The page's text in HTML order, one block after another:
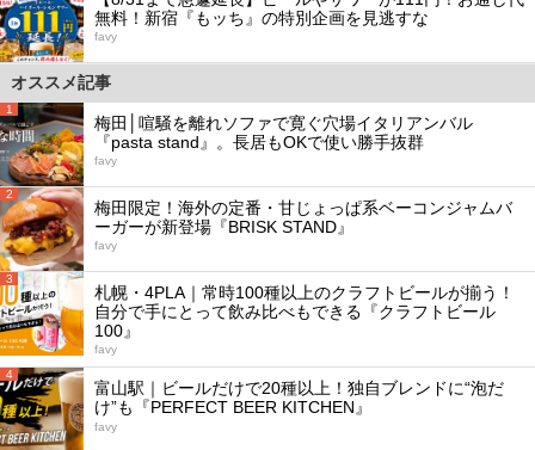
無料！新宿『もッち』の特別企画を見逃すな
favy
オススメ記事
1
梅田│喧騒を離れソファで寛ぐ穴場イタリアンバル
『pasta stand』。長居もOKで使い勝手抜群
favy
2
梅田限定！海外の定番・甘じょっぱ系ベーコンジャムバ
ーガーが新登場『BRISK STAND』
favy
3
札幌・4PLA｜常時100種以上のクラフトビールが揃う！
自分で手にとって飲み比べもできる『クラフトビール
100』
favy
4
富山駅｜ビールだけで20種以上！独自ブレンドに“泡だ
け”も『PERFECT BEER KITCHEN』
favy